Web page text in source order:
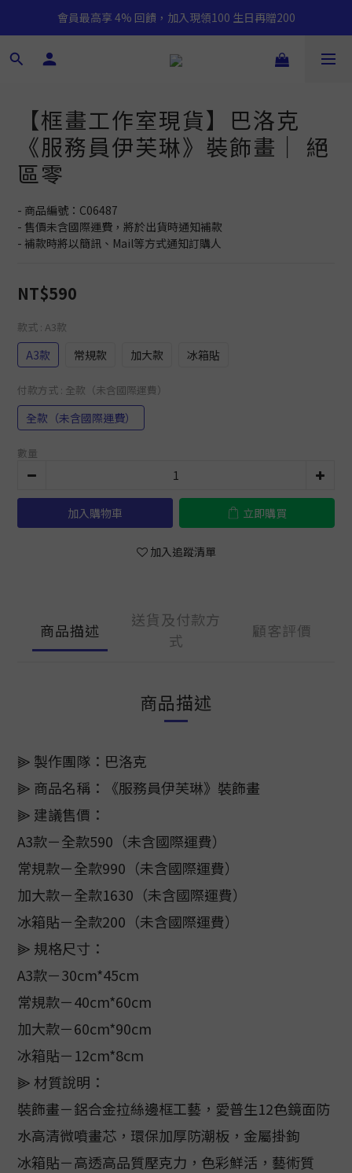
會員最高享 4% 回饋，加入現領100 生日再贈200
【框畫工作室現貨】巴洛克
《服務員伊芙琳》裝飾畫｜ 絕
區零
- 商品編號：C06487
- 售價未含國際運費，將於出貨時通知補款
- 補款時將以簡訊、Mail等方式通知訂購人
NT$590
款式 : A3款
A3款 常規款 加大款 冰箱貼
付款方式 : 全款（未含國際運費）
全款（未含國際運費）
數量
加入購物車 立即購買
加入追蹤清單
商品描述
送貨及付款方
式
顧客評價
商品描述
⫸ 製作團隊：巴洛克
⫸ 商品名稱：《服務員伊芙琳》裝飾畫
⫸ 建議售價：
A3款－全款590（未含國際運費）
常規款－全款990（未含國際運費）
加大款－全款1630（未含國際運費）
冰箱貼－全款200（未含國際運費）
⫸ 規格尺寸：
A3款－30cm*45cm
常規款－40cm*60cm
加大款－60cm*90cm
冰箱貼－12cm*8cm
⫸ 材質說明：
裝飾畫－鋁合金拉絲邊框工藝，愛普生12色鏡面防
水高清微噴畫芯，環保加厚防潮板，金屬掛鉤
冰箱貼－高透高品質壓克力，色彩鮮活，藝術質